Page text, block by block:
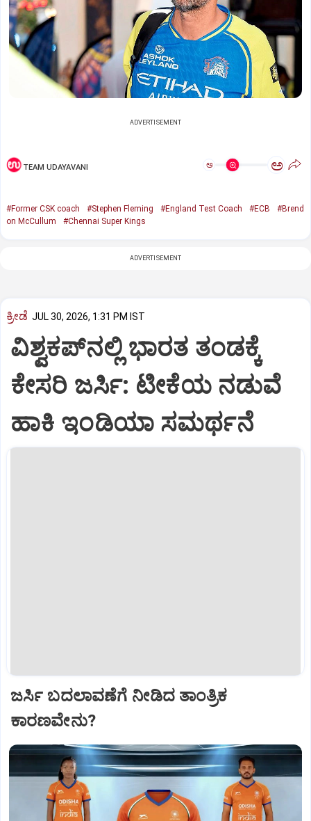
ADVERTISEMENT
TEAM UDAYAVANI ಅ ಅ
#Former CSK coach #Stephen Fleming #England Test Coach #ECB
#Brend
on McCullum
#Chennai Super Kings
ADVERTISEMENT
ಕ್ರೀಡೆ JUL 30, 2026, 1:31 PM IST
ವಿಶ್ವಕಪ್‌ನಲ್ಲಿ ಭಾರತ ತಂಡಕ್ಕೆ
ಕೇಸರಿ ಜರ್ಸಿ: ಟೀಕೆಯ ನಡುವೆ
ಹಾಕಿ ಇಂಡಿಯಾ ಸಮರ್ಥನೆ
ಜರ್ಸಿ ಬದಲಾವಣೆಗೆ ನೀಡಿದ ತಾಂತ್ರಿಕ
ಕಾರಣವೇನು?